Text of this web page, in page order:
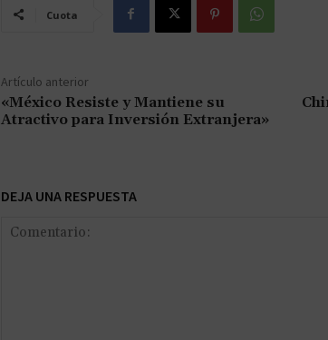
Cuota
Artículo anterior
«México Resiste y Mantiene su
Atractivo para Inversión Extranjera»
DEJA UNA RESPUESTA